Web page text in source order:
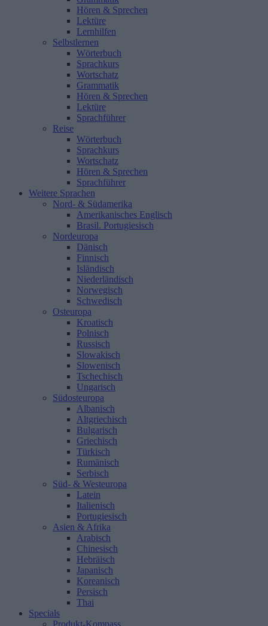
Hören & Sprechen
Lektüre
Lernhilfen
Selbstlernen
Wörterbuch
Sprachkurs
Wortschatz
Grammatik
Hören & Sprechen
Lektüre
Sprachführer
Reise
Wörterbuch
Sprachkurs
Wortschatz
Hören & Sprechen
Sprachführer
Weitere Sprachen
Nord- & Südamerika
Amerikanisches Englisch
Brasil. Portugiesisch
Nordeuropa
Dänisch
Finnisch
Isländisch
Niederländisch
Norwegisch
Schwedisch
Osteuropa
Kroatisch
Polnisch
Russisch
Slowakisch
Slowenisch
Tschechisch
Ungarisch
Südosteuropa
Albanisch
Altgriechisch
Bulgarisch
Griechisch
Türkisch
Rumänisch
Serbisch
Süd- & Westeuropa
Latein
Italienisch
Portugiesisch
Asien & Afrika
Arabisch
Chinesisch
Hebräisch
Japanisch
Koreanisch
Persisch
Thai
Specials
Produkt-Kompass